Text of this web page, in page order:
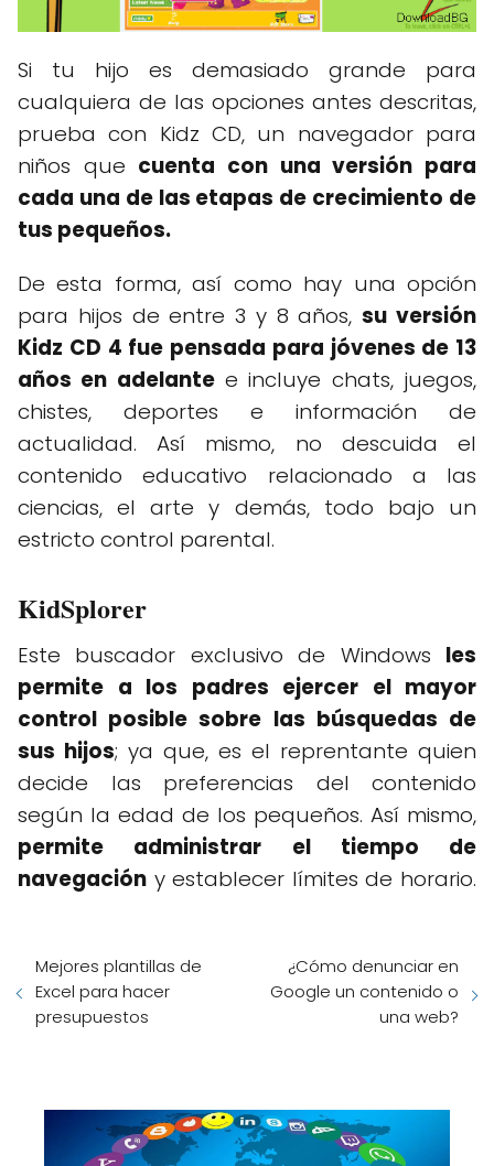
Si tu hijo es demasiado grande para
cualquiera de las opciones antes descritas,
prueba con Kidz CD, un navegador para
niños que cuenta con una versión para
cada una de las etapas de crecimiento de
tus pequeños.
De esta forma, así como hay una opción
para hijos de entre 3 y 8 años,su versión
Kidz CD 4 fue pensada para jóvenes de 13
años en adelantee incluye chats, juegos,
chistes, deportes e información de
actualidad. Así mismo, no descuida el
contenido educativo relacionado a las
ciencias, el arte y demás, todo bajo un
estricto control parental.
KidSplorer
Este buscador exclusivo de Windows les
permite a los padres ejercer el mayor
control posible sobre las búsquedas de
sus hijos; ya que, es el reprentante quien
decide las preferencias del contenido
según la edad de los pequeños. Así mismo,
permite administrar el tiempo de
navegación y establecer límites de horario.
Mejores plantillas de
Excel para hacer
presupuestos
¿Cómo denunciar en
Google un contenido o
una web?